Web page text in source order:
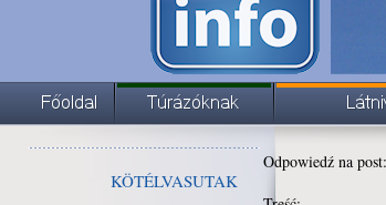
KÖTÉLVASUTAK
Odpowiedź na post: